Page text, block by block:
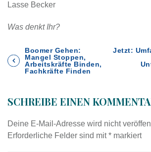
Lasse Becker
Was denkt Ihr?
B
i
t
r
Boomer Gehen:
Mangel Stoppen,
Arbeitskräfte Binden,
Fachkräfte Finden
Jetzt:
SCHREIBE EINEN
Deine E-Mail-Adresse wird nicht
Erforderliche Felder sind mit* markiert